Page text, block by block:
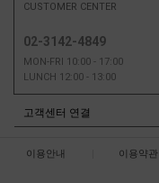
CUSTOMER CENTER
02-3142-4849
MON-FRI 10:00 - 17:00
LUNCH 12:00 - 13:00
고객센터 연결
이용안내 이용약관